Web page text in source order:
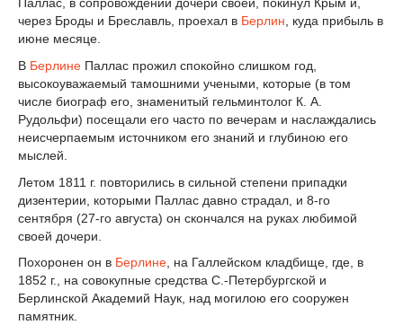
через Броды и Бреславль, проехал в Берлин , куда прибыль в
июне месяце.
В Берлине Паллас прожил спокойно слишком год,
высокоуважаемый тамошними учеными, которые (в том
числе биограф его, знаменитый гельминтолог К. А.
Рудольфи) посещали его часто по вечерам и наслаждались
неисчерпаемым источником его знаний и глубиною его
мыслей.
Летом 1811 г. повторились в сильной степени припадки
дизентерии, которыми Паллас давно страдал, и 8-го
сентября (27-го августа) он скончался на руках любимой
своей дочери.
Похоронен он в Берлине, на Галлейском кладбище, где, в
1852 г., на совокупные средства С.-Петербургской и
Берлинской Академий Наук, над могилою его сооружен
памятник.